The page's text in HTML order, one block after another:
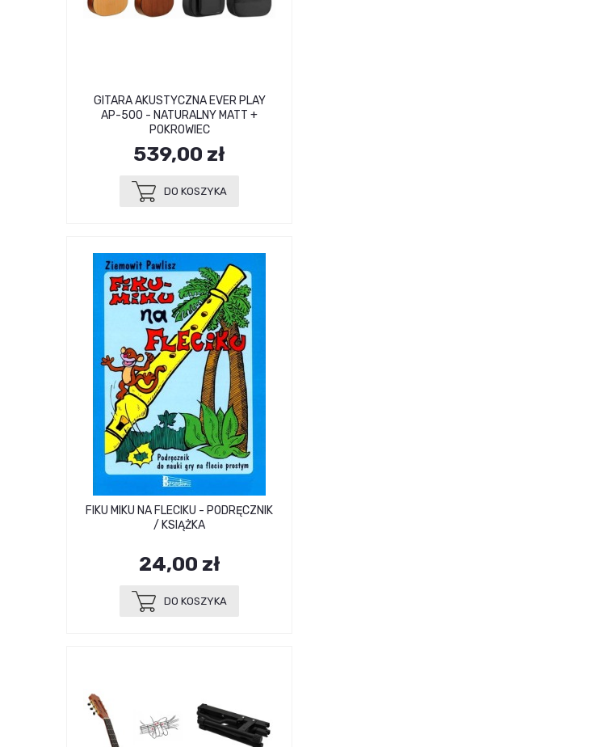
GITARA AKUSTYCZNA EVER PLAY
AP-500 - NATURALNY MATT +
POKROWIEC
539,00 zł
DO KOSZYKA
FIKU MIKU NA FLECIKU - PODRĘCZNIK
/ KSIĄŻKA
24,00 zł
DO KOSZYKA